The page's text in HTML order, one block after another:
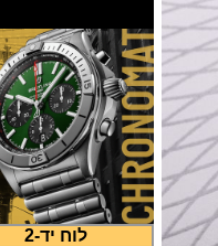
לוח יד-2